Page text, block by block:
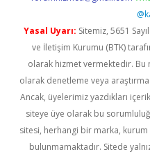
Yasal Uyarı: Sitemiz, 5651
ve İletişim Kurumu (BTK)
olarak hizmet vermektedir.
olarak denetleme veya
Ancak, üyelerimiz yazdıkları
siteye üye olarak bu
sitesi, herhangi bir marka, kurum
bulunmamaktadır. Sitede